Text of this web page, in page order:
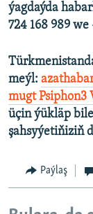
ýagdaýda
724 168 989 we
meýl:
mugt Psiphon3
üçin ýükläp
şahsyýetiňiziň
Paýlaş